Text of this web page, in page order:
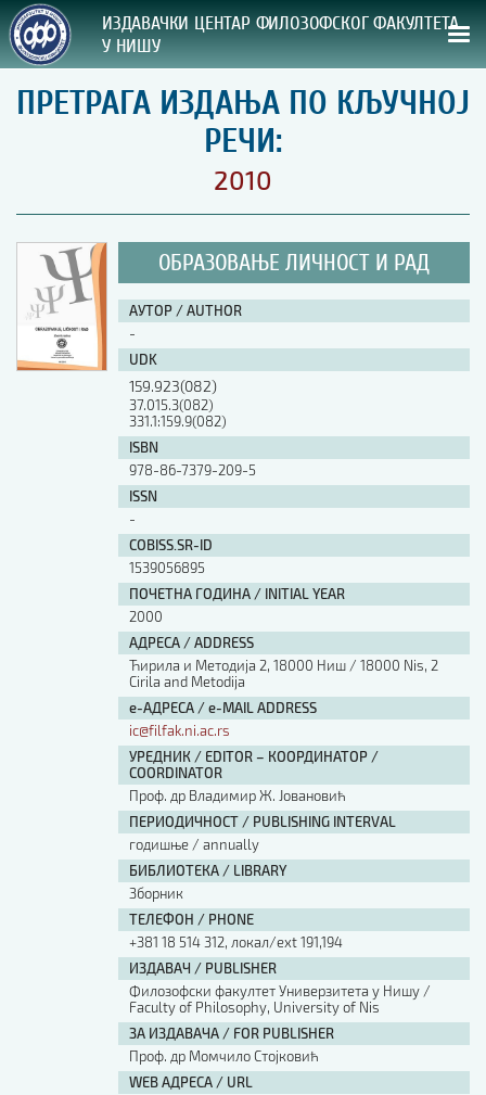
ИЗДАВАЧКИ ЦЕНТАР ФИЛОЗОФСКОГ ФАКУЛТЕТА
У НИШУ
СВА НАША ИЗДАЊА
ВРСТА ИЗДАЊА:
ПРЕГЛЕД
УПУТСТВА
УПУТСТВА
Правилник о издавачкој делатности
Упутство ауторима
Упутство уредницима
Изјава о ауторству
Изјава о лектури
Изјава о коришћењу ауторског дела
Упутство за бирање лиценце
Уговор са аутором
Шаблон прве стране и импресума [B5, ћир]
Шаблон прве стране и импресума [B5, лат]
Шаблон прве стране и импресума [B5, енг]
Етички кодекс
ПРЕТРАГА ИЗДАЊА
Наслов или део наслова
АУТОР / AUTHOR
ПРЕТРАГА ИЗДАЊА ПО КЉУЧНОЈ
РЕЧИ:
2010
ОБРАЗОВАЊЕ ЛИЧНОСТ И РАД
АУТОР / AUTHOR
-
UDK
159.923(082)
37.015.3(082)
331.1:159.9(082)
ISBN
978-86-7379-209-5
ISSN
-
COBISS.SR-ID
1539056895
ПОЧЕТНА ГОДИНА / INITIAL YEAR
2000
АДРЕСА / ADDRESS
Ћирила и Методија 2, 18000 Ниш / 18000 Nis, 2
Cirila and Metodija
е-АДРЕСА / e-MAIL ADDRESS
ic@filfak.ni.ac.rs
УРЕДНИК / EDITOR – КООРДИНАТОР /
COORDINATOR
Проф. др Владимир Ж. Јовановић
ПЕРИОДИЧНОСТ / PUBLISHING INTERVAL
годишње / annually
БИБЛИОТЕКА / LIBRARY
Зборник
ТЕЛЕФОН / PHONE
+381 18 514 312, локал/ext 191,194
ИЗДАВАЧ / PUBLISHER
Филозофски факултет Универзитета у Нишу /
Faculty of Philosophy, University of Nis
ЗА ИЗДАВАЧА / FOR PUBLISHER
Проф. др Момчило Стојковић
WEB АДРЕСА / URL